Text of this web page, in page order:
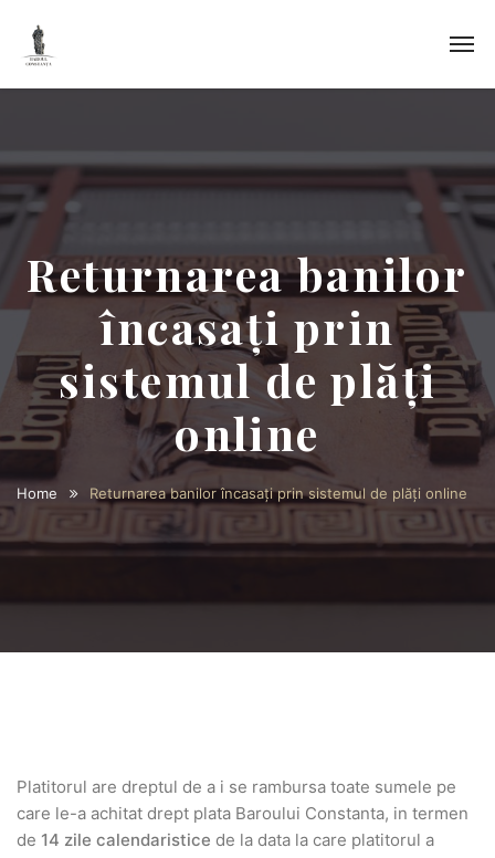
Returnarea banilor
încasați prin
sistemul de plăți
online
Home Returnarea banilor încasați prin sistemul de plăți online
Platitorul are dreptul de a i se rambursa toate sumele pe
care le-a achitat drept plata Baroului Constanta, in termen
de 14 zile calendaristice de la data la care platitorul a